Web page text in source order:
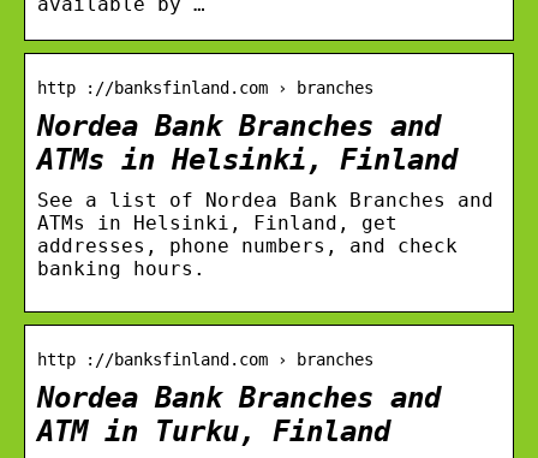
http ://banksfinland.com › branches
Nordea Bank Branches and
ATMs in Helsinki, Finland
See a list of Nordea Bank Branches and
ATMs in Helsinki, Finland, get
addresses, phone numbers, and check
banking hours.
http ://banksfinland.com › branches
Nordea Bank Branches and
ATM in Turku, Finland